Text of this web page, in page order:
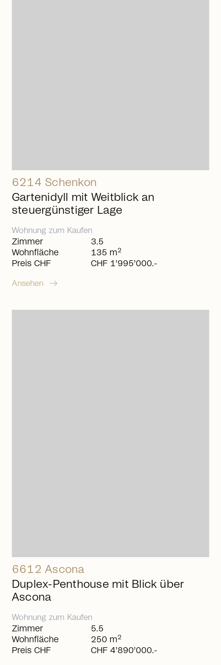
6214 Schenkon
Gartenidyll mit Weitblick an
steuergünstiger Lage
Wohnung zum Kaufen
Zimmer
Wohnfläche
Preis CHF
3.5
135 m2
CHF 1’995’000.-
Ansehen arrow_right_alt
6612 Ascona
Duplex-Penthouse mit Blick über
Ascona
Wohnung zum Kaufen
Zimmer
Wohnfläche
Preis CHF
5.5
250 m2
CHF 4’890’000.-